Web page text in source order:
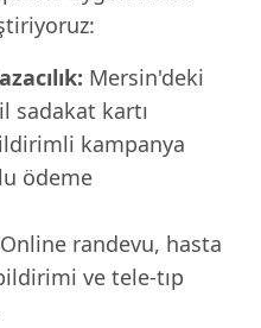
Mersin'deki
sadakat kartı
kampanya
ödeme
Online randevu, hasta
ve tele-tıp